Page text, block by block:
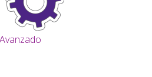
Avanzado